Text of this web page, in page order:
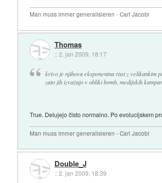
Man muss immer generalisieren - Carl Jacobi
Thomas
::2. jan 2009, 18:17
krivo je njihova eksponentna rast z velikankim
zato jih izvažajo v obliki bomb, medijskih
True. Delujejo čisto normalno. Po evolucijskem
Man muss immer generalisieren - Carl Jacobi
Double_J
::2. jan 2009, 18:39